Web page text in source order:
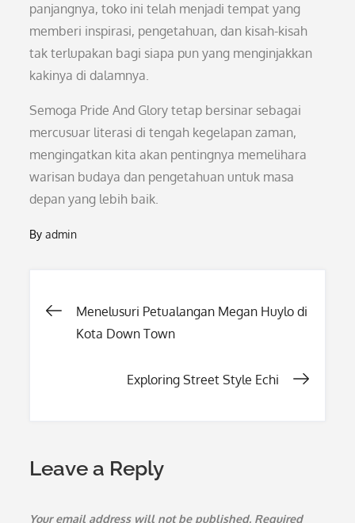
panjangnya, toko ini telah menjadi tempat yang
memberi inspirasi, pengetahuan, dan kisah-kisah
tak terlupakan bagi siapa pun yang menginjakkan
kakinya di dalamnya.
Semoga Pride And Glory tetap bersinar sebagai
mercusuar literasi di tengah kegelapan zaman,
mengingatkan kita akan pentingnya memelihara
warisan budaya dan pengetahuan untuk masa
depan yang lebih baik.
Byadmin
Post
Menelusuri Petualangan Megan Huylo di
Kota Down Town
Exploring Street Style Echi
Leave a Reply
Your email address will not be published. Required